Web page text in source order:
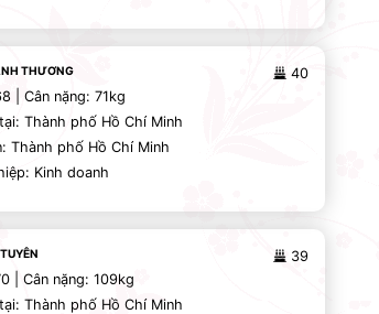
40
THƯƠNG
| Cân nặng: 71kg
Thành phố Hồ Chí Minh
Thành phố Hồ Chí Minh
Kinh doanh
39
| Cân nặng: 109kg
Thành phố Hồ Chí Minh